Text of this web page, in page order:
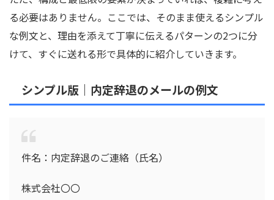
る必要はありません。ここでは、そのまま使えるシンプル
な例文と、理由を添えて丁寧に伝えるパターンの2つに分
けて、すぐに送れる形で具体的に紹介していきます。
シンプル版｜内定辞退のメールの例文
件名：内定辞退のご連絡（氏名）
株式会社〇〇